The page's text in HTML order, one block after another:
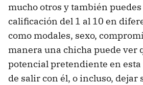
mucho otros y también
calificación del 1 al 10 en
como modales, sexo,
manera una chicha puede ver
potencial pretendiente en esta
de salir con él, o incluso, dejar